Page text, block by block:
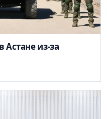
Астане из-за